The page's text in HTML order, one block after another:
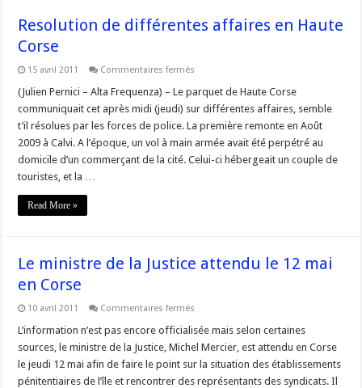
Resolution de différentes affaires en Haute
Corse
15 avril 2011 Commentaires fermés
de
différentes
affaires
en
Haute
Corse
(Julien Pernici – Alta Frequenza) – Le parquet de Haute Corse
communiquait cet après midi (jeudi) sur différentes affaires, semble
t’il résolues par les forces de police. La première remonte en Août
2009 à Calvi. A l’époque, un vol à main armée avait été perpétré au
domicile d’un commerçant de la cité. Celui-ci hébergeait un couple de
touristes, et la …
Read More »
Le ministre de la Justice attendu le 12 mai
en Corse
10 avril 2011 Commentaires fermés
ministre
la
Justice
attendu
le
L’information n’est pas encore officialisée mais selon certaines
sources, le ministre de la Justice, Michel Mercier, est attendu en Corse
le jeudi 12 mai afin de faire le point sur la situation des établissements
pénitentiaires de l’île et rencontrer des représentants des syndicats. Il